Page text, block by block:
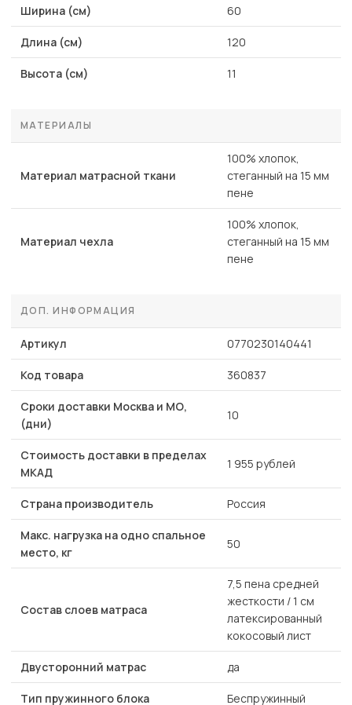
Ширина (см) 60
Длина (см) 120
Высота (см) 11
МАТЕРИАЛЫ
Материал матрасной ткани
100% хлопок,
стеганный на 15 мм
пене
Материал чехла
100% хлопок,
стеганный на 15 мм
пене
ДОП. ИНФОРМАЦИЯ
Артикул 0770230140441
Код товара 360837
Сроки доставки Москва и МО,
(дни)
10
Стоимость доставки в пределах
МКАД
1 955 рублей
Страна производитель Россия
Макс. нагрузка на одно спальное
место, кг
50
Состав слоев матраса
7,5 пена средней
жесткости / 1 см
латексированный
кокосовый лист
Двусторонний матрас да
Тип пружинного блока Беспружинный